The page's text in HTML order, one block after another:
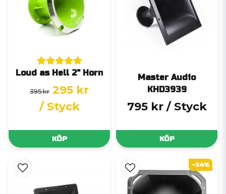
Loud as Hell 2" Horn
395 kr 295 kr
/ Styck
KÖP
Master Audio
KHD3939
795 kr / Styck
KÖP
-34%